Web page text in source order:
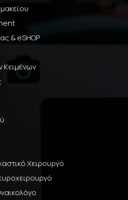
& eSHOP
Κειμένων
Χειρουργό